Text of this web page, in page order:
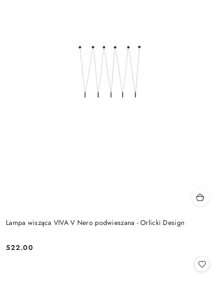
Lampa wisząca VIVA V Nero podwieszana - Orlicki Design
Cena:
522.00